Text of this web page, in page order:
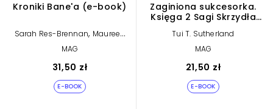
Kroniki Bane'a (e-book)
Sarah Res-Brennan, Maureen
Cassandra Clare
MAG
31,50 zł
E-BOOK
Zaginiona sukcesorka.
Księga 2 Sagi Skrzydła
Tui T. Sutherland
MAG
21,50 zł
E-BOOK